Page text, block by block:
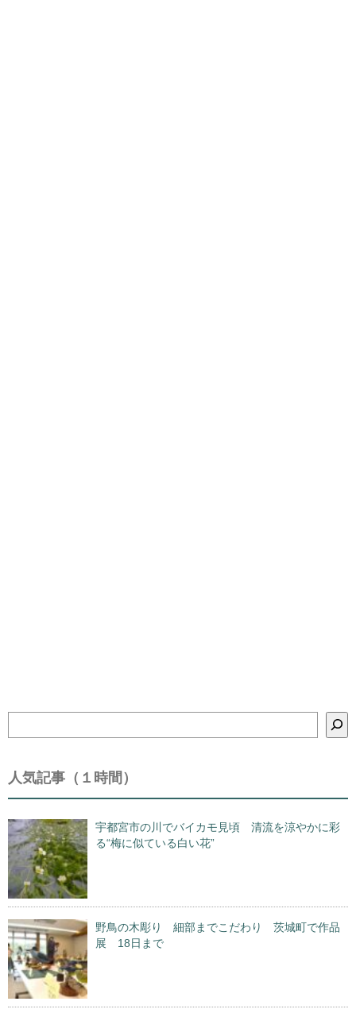
人気記事（１時間）
宇都宮市の川でバイカモ見頃 清流を涼やかに彩
る“梅に似ている白い花”
野鳥の木彫り 細部までこだわり 茨城町で作品
展 18日まで